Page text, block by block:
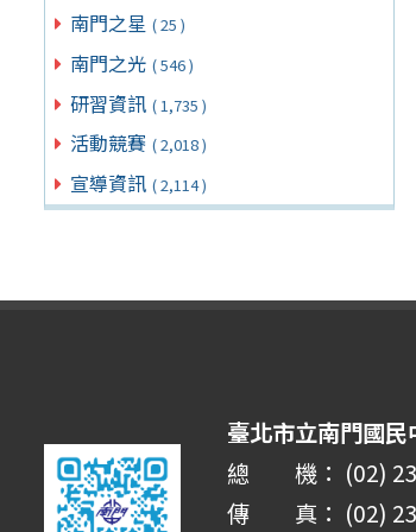
南門之星 ( 25 )
南門之光 ( 546 )
研習資訊 ( 1,735 )
活動競賽 ( 2,018 )
宣導資訊 ( 2,114 )
臺北市立南門國民
總 機： (02)
傳 真： (02)